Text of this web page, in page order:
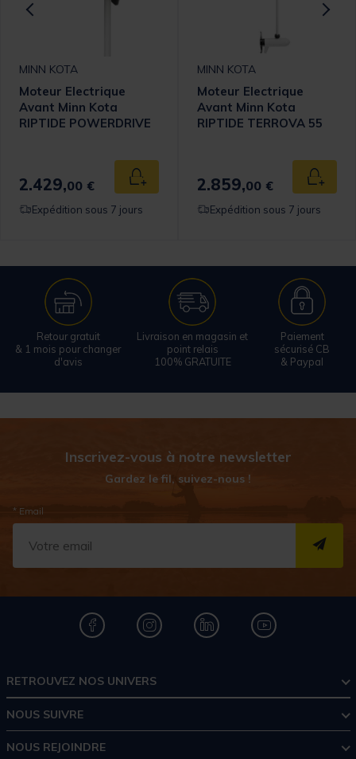
panier
MINN KOTA
Moteur Electrique
Avant Minn Kota
RIPTIDE POWERDRIVE
2.429,00 € Ajouter au panier
Expédition sous 7 jours
MINN KOTA
Moteur Electrique
Avant Minn Kota
RIPTIDE TERROVA 55
2.859,00 €
Expédition sous 7 jours
Retour gratuit
& 1 mois pour changer
d'avis
Livraison en magasin et
point relais
100% GRATUITE
Paiement
sécurisé CB
& Paypal
Inscrivez-vous à notre newsletter
Gardez le fil, suivez-nous !
* Email
RETROUVEZ NOS UNIVERS
NOUS SUIVRE
NOUS REJOINDRE